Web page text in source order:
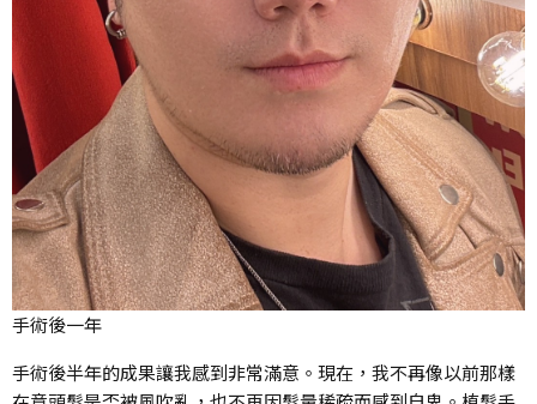
手術後一年
手術後半年的成果讓我感到非常滿意。現在，我不再像以前那樣